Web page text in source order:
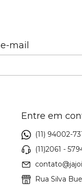
mail
Entre em
(11) 94002-
(11)2061 -
Rua Silva